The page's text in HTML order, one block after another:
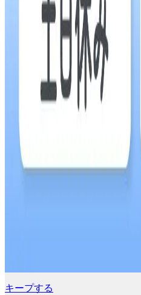
キープする